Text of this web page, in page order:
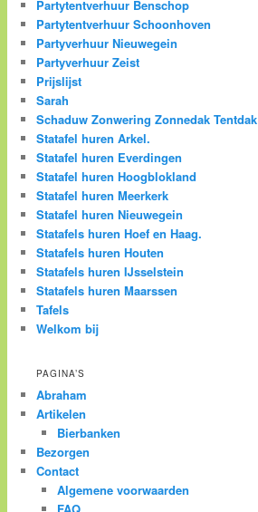
Partytentverhuur Benschop
Partytentverhuur Schoonhoven
Partyverhuur Nieuwegein
Partyverhuur Zeist
Prijslijst
Sarah
Schaduw Zonwering Zonnedak Tentdak
Statafel huren Arkel.
Statafel huren Everdingen
Statafel huren Hoogblokland
Statafel huren Meerkerk
Statafel huren Nieuwegein
Statafels huren Hoef en Haag.
Statafels huren Houten
Statafels huren IJsselstein
Statafels huren Maarssen
Tafels
Welkom bij
PAGINA’S
Abraham
Artikelen
Bierbanken
Bezorgen
Contact
Algemene voorwaarden